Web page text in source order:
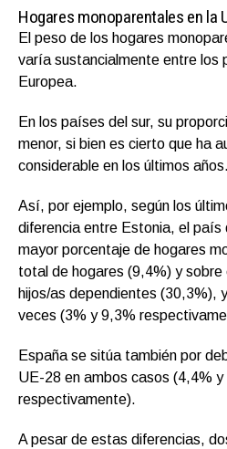
Hogares monoparentales en la
El peso de los hogares
varía sustancialmente entre los
Europea.
En los países del sur, su
menor, si bien es cierto que ha
considerable en los últimos años.
Así, por ejemplo, según los
diferencia entre Estonia, el país
mayor porcentaje de hogares
total de hogares (9,4%) y
hijos/as dependientes (30,3%),
veces (3% y 9,3%
España se sitúa también por
UE-28 en ambos casos (4,4%
respectivamente).
A pesar de estas diferencias,